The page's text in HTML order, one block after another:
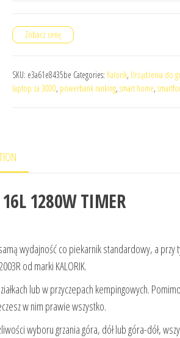
Zobacz cenę
SKU: e3a61e8435be Categories: Kalorik, Urządzenia do
laptop za 3000, powerbank ranking, smart home,
1280W TIMER
wydajność co piekarnik standardowy, a przy
od marki KALORIK.
lub w przyczepach kempingowych.
w nim prawie wszystko.
wyboru grzania góra, dół lub góra-dół,